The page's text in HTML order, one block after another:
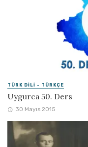
TÜRK DILI - TÜRKÇE
Uygurca 50. Ders
30 Mayıs 2015